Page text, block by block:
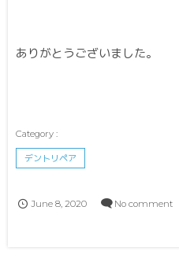
ありがとうございました。
デントリペア
June 8,2020 No comment